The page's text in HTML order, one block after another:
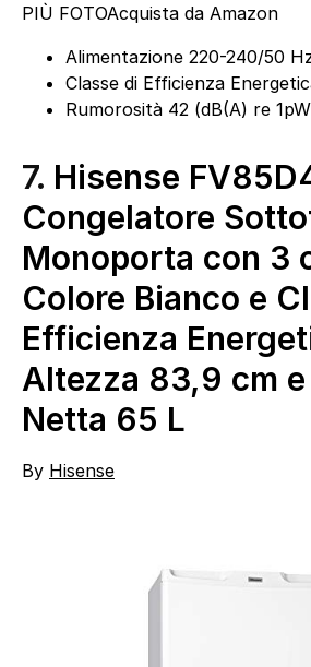
PIÙ FOTOAcquista da Amazon
Alimentazione 220-240/50
Classe di Efficienza
Rumorosità 42 (dB(A) re
7. Hisense
Congelatore
Monoporta con 3
Colore Bianco e
Efficienza
Altezza 83,9 cm
Netta 65 L
By Hisense